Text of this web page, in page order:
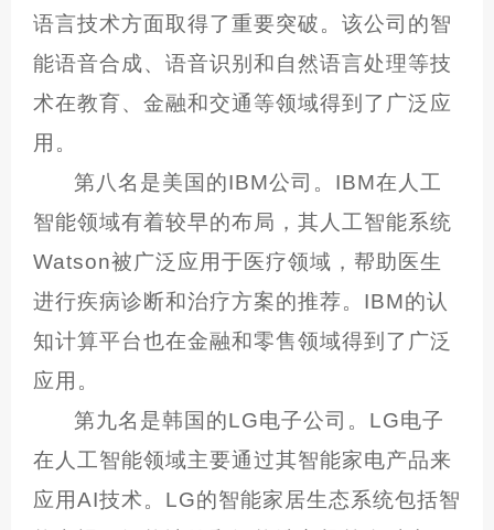
语言技术方面取得了重要突破。该公司的智
能语音合成、语音识别和自然语言处理等技
术在教育、金融和交通等领域得到了广泛应
用。
第八名是美国的IBM公司。IBM在人工
智能领域有着较早的布局，其人工智能系统
Watson被广泛应用于医疗领域，帮助医生
进行疾病诊断和治疗方案的推荐。IBM的认
知计算平台也在金融和零售领域得到了广泛
应用。
第九名是韩国的LG电子公司。LG电子
在人工智能领域主要通过其智能家电产品来
应用AI技术。LG的智能家居生态系统包括智